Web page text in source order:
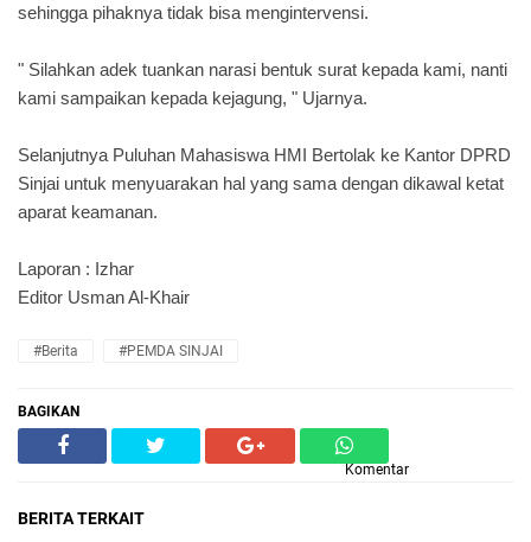
sehingga pihaknya tidak bisa mengintervensi.
" Silahkan adek tuankan narasi bentuk surat kepada kami, nanti
kami sampaikan kepada kejagung, " Ujarnya.
Selanjutnya Puluhan Mahasiswa HMI Bertolak ke Kantor DPRD
Sinjai untuk menyuarakan hal yang sama dengan dikawal ketat
aparat keamanan.
Laporan : Izhar
Editor Usman Al-Khair
#Berita #PEMDA SINJAI
BAGIKAN
Komentar
BERITA TERKAIT